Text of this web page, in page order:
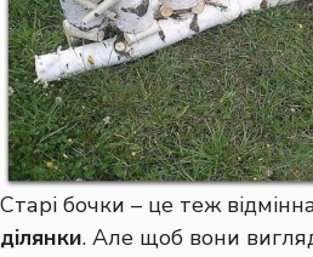
Старі бочки – це теж
ділянки. Але щоб вони